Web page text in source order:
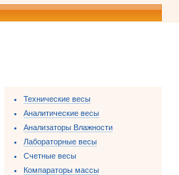
Технические весы
Аналитические весы
Анализаторы Влажности
Лабораторные весы
Счетные весы
Компараторы массы